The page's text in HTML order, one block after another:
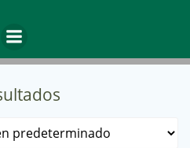
contenido Alquimia